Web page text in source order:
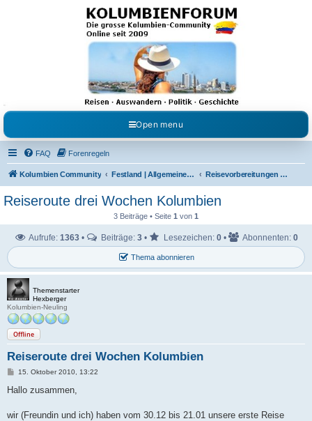
Kolumbienforum - Das
grosse Forum der
Freunde Kolumbiens
Reisen, Auswandern, Kultur, Politik, Geschichte und Visum in Kolumbien und Venezuela.
Austausch, Erfahrungen und Gemeinschaft im Kolumbienforum
Open menu
FAQ Forenregeln
Kolumbien Community Festland | Allgemeine Fragen Reisevorbereitungen & Reiseerfahrungen
Reiseroute drei Wochen Kolumbien
3 Beiträge • Seite 1 von 1
Thema abonnieren
Aufrufe: 1363• Beiträge: 3• Lesezeichen: 0• Abonnenten: 0
Themenstarter
Hexberger
Kolumbien-Neuling
Offline
Reiseroute drei Wochen Kolumbien
B
i
a
15. Oktober 2010, 13:22
Hallo zusammen,
wir (Freundin und ich) haben vom 30.12 bis 21.01 unsere erste Reise